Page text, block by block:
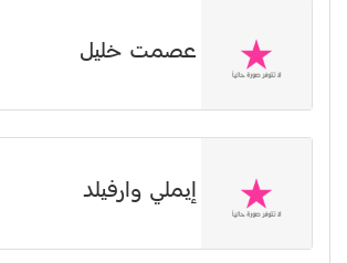
عصمت خليل
إيملي وارفيلد